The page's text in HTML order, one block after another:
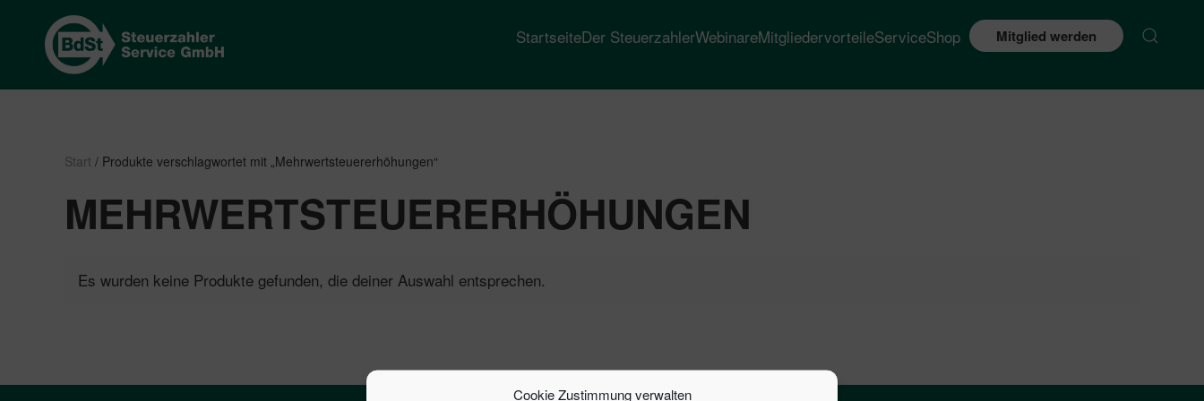
Cookie Zustimmung verwalten
StartseiteDer SteuerzahlerWebinareMitgliedervorteileServiceShop Mitglied werden
Start / Produkte verschlagwortet mit „Mehrwertsteuererhöhungen“
MEHRWERTSTEUERERHÖHUNGEN
Es wurden keine Produkte gefunden, die deiner Auswahl entsprechen.